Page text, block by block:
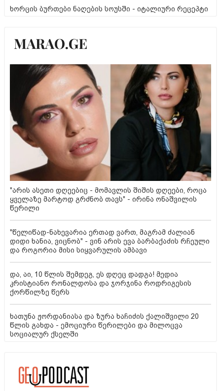
ხორცის ბურთები ნაღების სოუსში - იტალიური რეცეპტი
"არის ასეთი დღეებიც - მომავლის შიშის დღეები, როცა
ყველაზე მარტოდ გრძნობ თავს" - ირინა ონაშვილის
წერილი
"წელიწად-ნახევარია ერთად ვართ, მაგრამ ძალიან
დიდი ხანია, ვიცნობ" - ვინ არის ევა ბარბაქაძის რჩეული
და როგორია მისი სიყვარულის ამბავი
და, აი, 10 წლის შემდეგ, ეს დღეც დადგა! მედია
კრისტიანო რონალდოსა და ჯორჯინა როდრიგესის
ქორწილზე წერს
ხათუნა ჟორდანიასა და ზურა ხაჩიძის ქალიშვილი 20
წლის გახდა - ემოციური წერილები და მილოცვა
სოციალურ ქსელში